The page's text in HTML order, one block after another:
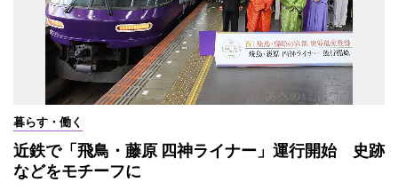
暮らす・働く
近鉄で「飛鳥・藤原 四神ライナー」運行開始 史跡
などをモチーフに